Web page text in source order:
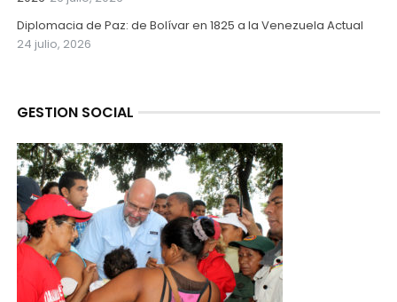
Diplomacia de Paz: de Bolívar en 1825 a la Venezuela Actual
24 julio, 2026
GESTION SOCIAL